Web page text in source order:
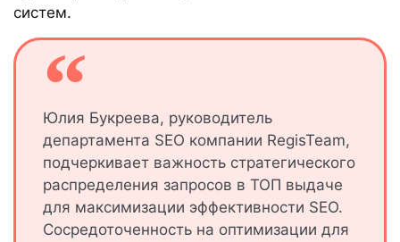
систем.
Юлия Букреева, руководитель
департамента SEO компании RegisTeam,
подчеркивает важность стратегического
распределения запросов в ТОП выдаче
для максимизации эффективности SEO.
Сосредоточенность на оптимизации для